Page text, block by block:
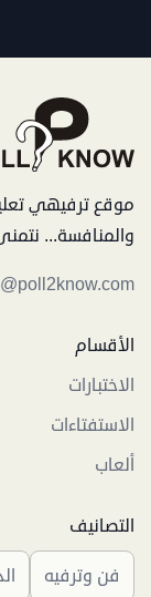
موقع ترفيهي
والمنافسة...
الأقسام
الاختبارات
الاستفتاءات
ألعاب
التصانيف
فن وترفيه